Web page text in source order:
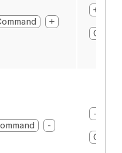
+
+
Ctrl
-
-
Ctrl